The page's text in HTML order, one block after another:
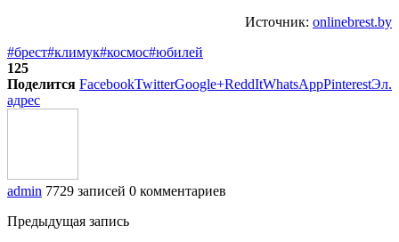
Источник: onlinebrest.by
#брест#климук#космос#юбилей
125
Поделится FacebookTwitterGoogle+ReddItWhatsAppPinterestЭл.
адрес
admin 7729 записей 0 комментариев
Предыдущая запись